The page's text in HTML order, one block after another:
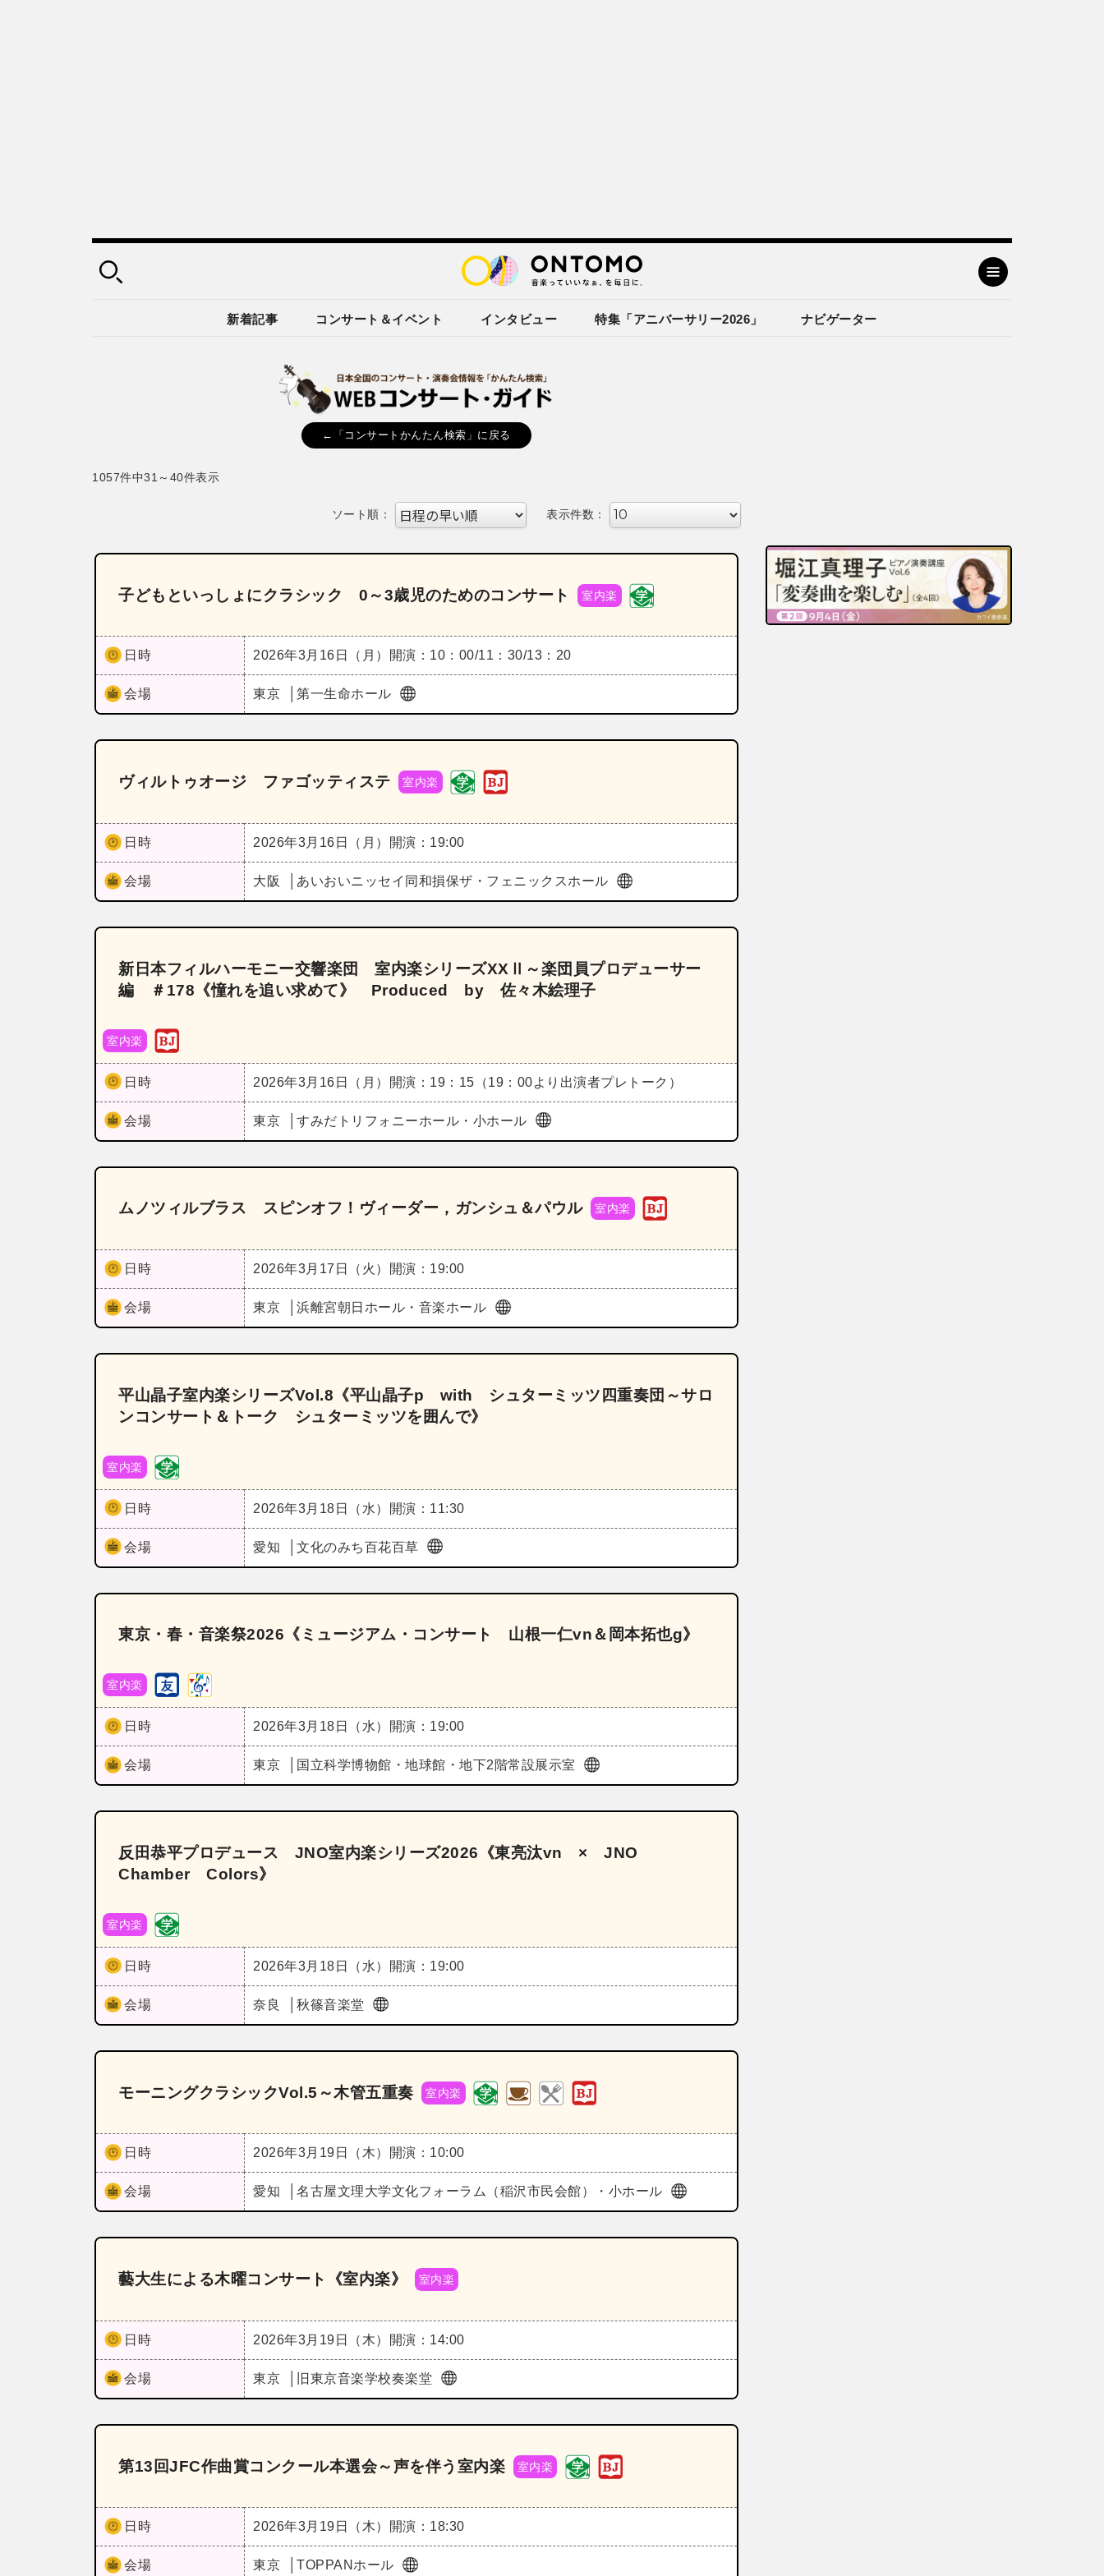
新着記事 コンサート＆イベント インタビュー 特集「アニバーサリー2026」 ナビゲーター
←「コンサートかんたん検索」に戻る
1057件中31～40件表示
ソート順： 表示件数：
子どもといっしょにクラシック 0～3歳児のためのコンサート 室内楽
日時 2026年3月16日（月） 開演：10：00/11：30/13：20
会場 東京 第一生命ホール
ヴィルトゥオージ ファゴッティステ 室内楽
日時 2026年3月16日（月） 開演：19:00
会場 大阪 あいおいニッセイ同和損保ザ・フェニックスホール
新日本フィルハーモニー交響楽団 室内楽シリーズXXⅡ～楽団員プロデューサー
編 ＃178《憧れを追い求めて》 Produced by 佐々木絵理子
室内楽
日時 2026年3月16日（月） 開演：19：15（19：00より出演者プレトーク）
会場 東京 すみだトリフォニーホール・小ホール
ムノツィルブラス スピンオフ！ヴィーダー，ガンシュ＆パウル 室内楽
日時 2026年3月17日（火） 開演：19:00
会場 東京 浜離宮朝日ホール・音楽ホール
平山晶子室内楽シリーズVol.8《平山晶子p with シュターミッツ四重奏団～サロ
ンコンサート＆トーク シュターミッツを囲んで》
室内楽
日時 2026年3月18日（水） 開演：11:30
会場 愛知 文化のみち百花百草
東京・春・音楽祭2026《ミュージアム・コンサート 山根一仁vn＆岡本拓也g》
室内楽
日時 2026年3月18日（水） 開演：19:00
会場 東京 国立科学博物館・地球館・地下2階常設展示室
反田恭平プロデュース JNO室内楽シリーズ2026《東亮汰vn × JNO
Chamber Colors》
室内楽
日時 2026年3月18日（水） 開演：19:00
会場 奈良 秋篠音楽堂
モーニングクラシックVol.5～木管五重奏 室内楽
日時 2026年3月19日（木） 開演：10:00
会場 愛知 名古屋文理大学文化フォーラム（稲沢市民会館）・小ホール
藝大生による木曜コンサート《室内楽》 室内楽
日時 2026年3月19日（木） 開演：14:00
会場 東京 旧東京音楽学校奏楽堂
第13回JFC作曲賞コンクール本選会～声を伴う室内楽 室内楽
日時 2026年3月19日（木） 開演：18:30
会場 東京 TOPPANホール